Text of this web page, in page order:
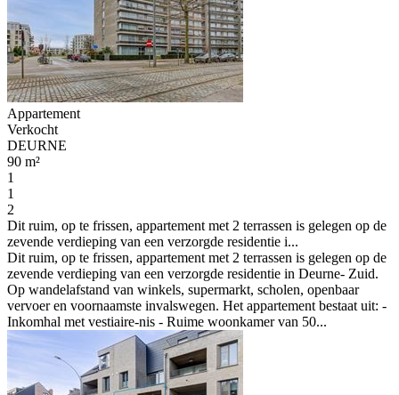
Appartement
Verkocht
DEURNE
90 m²
1
1
2
Dit ruim, op te frissen, appartement met 2 terrassen is gelegen op de
zevende verdieping van een verzorgde residentie i...
Dit ruim, op te frissen, appartement met 2 terrassen is gelegen op de
zevende verdieping van een verzorgde residentie in Deurne- Zuid.
Op wandelafstand van winkels, supermarkt, scholen, openbaar
vervoer en voornaamste invalswegen. Het appartement bestaat uit: -
Inkomhal met vestiaire-nis - Ruime woonkamer van 50...